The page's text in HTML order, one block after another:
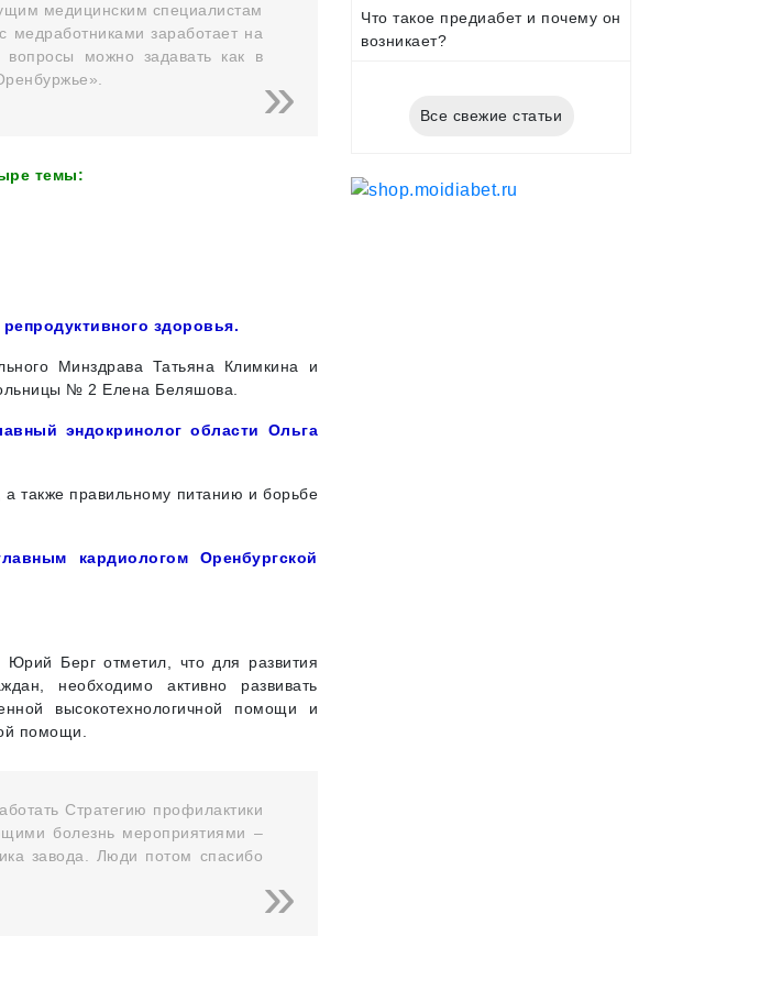
медицинским специалистам
медработниками заработает на
можно задавать как в
темы:
здоровья.
Минздрава Татьяна Климкина и
№ 2 Елена Беляшова.
эндокринолог области Ольга
также правильному питанию и борьбе
кардиологом Оренбургской
Берг отметил, что для развития
необходимо активно развивать
высокотехнологичной помощи и
помощи.
Стратегию профилактики
болезнь мероприятиями –
завода. Люди потом спасибо
Что такое предиабет и почему он
возникает?
Все свежие статьи